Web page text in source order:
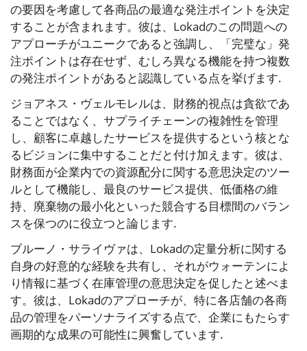
の要因を考慮して各商品の最適な発注ポイントを決定
することが含まれます。彼は、Lokadのこの問題への
アプローチがユニークであると強調し、「完璧な」発
注ポイントは存在せず、むしろ異なる機能を持つ複数
の発注ポイントがあると認識している点を挙げます.
ジョアネス・ヴェルモレルは、財務的視点は貪欲であ
ることではなく、サプライチェーンの複雑性を管理
し、顧客に卓越したサービスを提供するという核とな
るビジョンに集中することだと付け加えます。彼は、
財務面が企業内での資源配分に関する意思決定のツー
ルとして機能し、最良のサービス提供、低価格の維
持、廃棄物の最小化といった競合する目標間のバラン
スを保つのに役立つと論じます.
ブルーノ・サライヴァは、Lokadの定量分析に関する
自身の好意的な経験を共有し、それがウォーテンによ
り情報に基づく在庫管理の意思決定を促したと述べま
す。彼は、Lokadのアプローチが、特に各店舗の各商
品の管理をパーソナライズする点で、企業にもたらす
画期的な成果の可能性に興奮しています.